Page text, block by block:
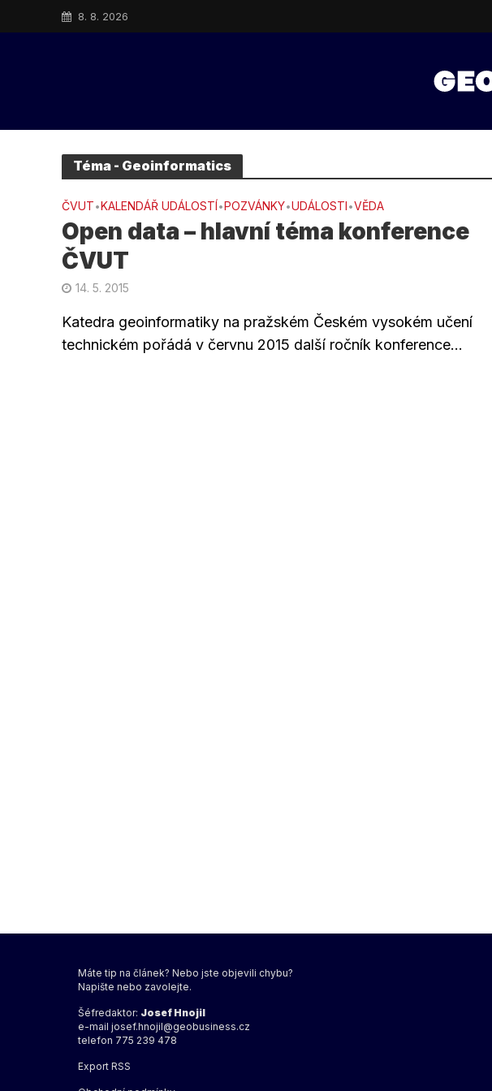
8. 8. 2026
Téma - Geoinformatics
ČVUT•KALENDÁŘ UDÁLOSTÍ•POZVÁNKY•UDÁLOSTI•VĚDA
Open data – hlavní téma konference
ČVUT
14. 5. 2015
Katedra geoinformatiky na pražském Českém vysokém učení
technickém pořádá v červnu 2015 další ročník konference...
Máte tip na článek? Nebo jste objevili chybu?
Napište nebo zavolejte.
Šéfredaktor: Josef Hnojil
e-mail josef.hnojil@geobusiness.cz
telefon 775 239 478
Export RSS